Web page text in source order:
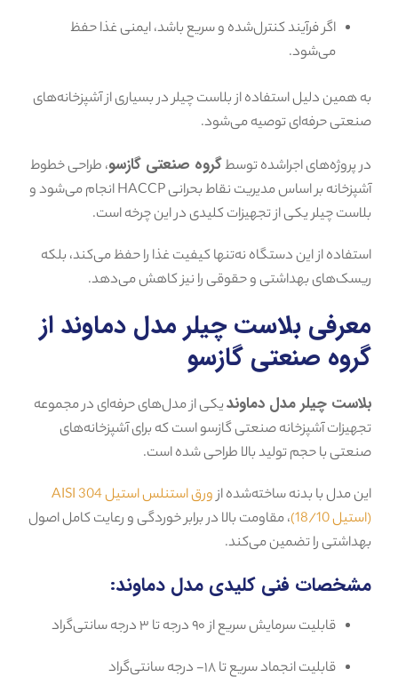
اگر فرآیند کنترل‌شده و سریع باشد، ایمنی غذا حفظ
می‌شود.
به همین دلیل استفاده از بلاست چیلر در بسیاری از آشپزخانه‌های
صنعتی حرفه‌ای توصیه می‌شود.
در پروژه‌های اجراشده توسطگروه صنعتی گازسو، طراحی خطوط
آشپزخانه بر اساس مدیریت نقاط بحرانی HACCP انجام می‌شود و
بلاست چیلر یکی از تجهیزات کلیدی در این چرخه است.
استفاده از این دستگاه نه‌تنها کیفیت غذا را حفظ می‌کند، بلکه
ریسک‌های بهداشتی و حقوقی را نیز کاهش می‌دهد.
معرفی بلاست چیلر مدل دماوند از
گروه صنعتی گازسو
بلاست چیلر مدل دماوندیکی از مدل‌های حرفه‌ای در مجموعه
تجهیزات آشپزخانه صنعتی گازسو است که برای آشپزخانه‌های
صنعتی با حجم تولید بالا طراحی شده است.
این مدل با بدنه ساخته‌شده از
ورق استنلس استیل 304 AISI
(استیل 18/10)
، مقاومت بالا در برابر خوردگی و رعایت کامل اصول
بهداشتی را تضمین می‌کند.
مشخصات فنی کلیدی مدل دماوند:
قابلیت سرمایش سریع از ۹۰ درجه تا ۳ درجه سانتی‌گراد
قابلیت انجماد سریع تا ۱۸- درجه سانتی‌گراد